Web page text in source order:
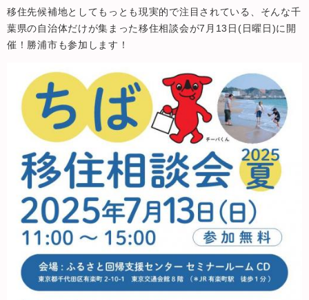
移住先候補地としてもっとも現実的で注目されている、そんな千
葉県の自治体だけが集まった移住相談会が7月13日(日曜日)に開
催！勝浦市も参加します！